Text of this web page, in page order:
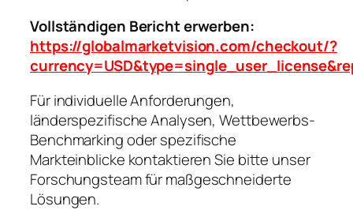
Vollständigen Bericht erwerben:
https://globalmarketvision.com/checkout/?
Für individuelle Anforderungen,
länderspezifische Analysen, Wettbewerbs-
Benchmarking oder spezifische
Markteinblicke kontaktieren Sie bitte unser
Forschungsteam für maßgeschneiderte
Lösungen.